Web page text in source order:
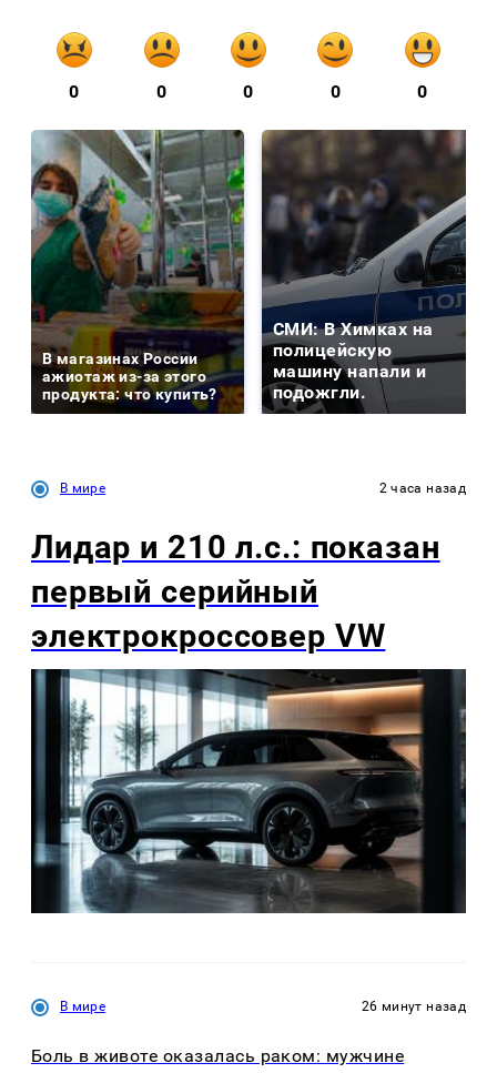
0 0 0 0 0
В магазинах России
ажиотаж из-за этого
продукта: что купить?
СМИ: В Химках на
полицейскую
машину напали и
подожгли.
В мире 2 часа назад
Лидар и 210 л.с.: показан
первый серийный
электрокроссовер VW
В мире 26 минут назад
Боль в животе оказалась раком: мужчине